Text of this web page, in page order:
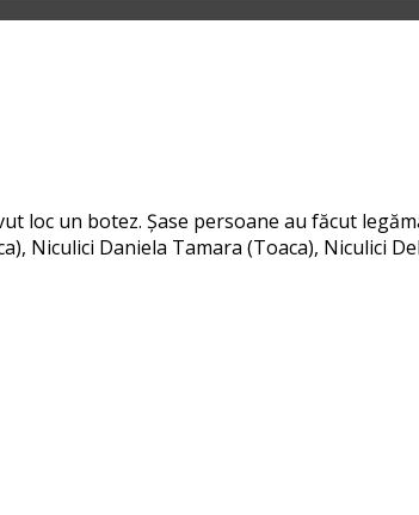
loc un botez. Șase per­soa­ne au făcut
Niculici Daniela Tamara (Toaca), Niculici